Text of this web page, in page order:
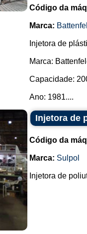
Código da
Marca:
Injetora de
Marca:
Capacidade:
Ano: 1981....
Injetora de
Código da
Marca: Sulpol
Injetora de